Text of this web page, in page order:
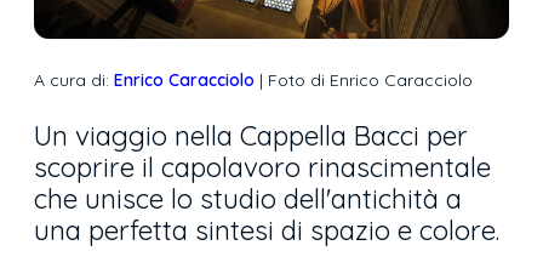
A cura di: Enrico Caracciolo | Foto di Enrico Caracciolo
Un viaggio nella Cappella Bacci per
scoprire il capolavoro rinascimentale
che unisce lo studio dell'antichità a
una perfetta sintesi di spazio e colore.